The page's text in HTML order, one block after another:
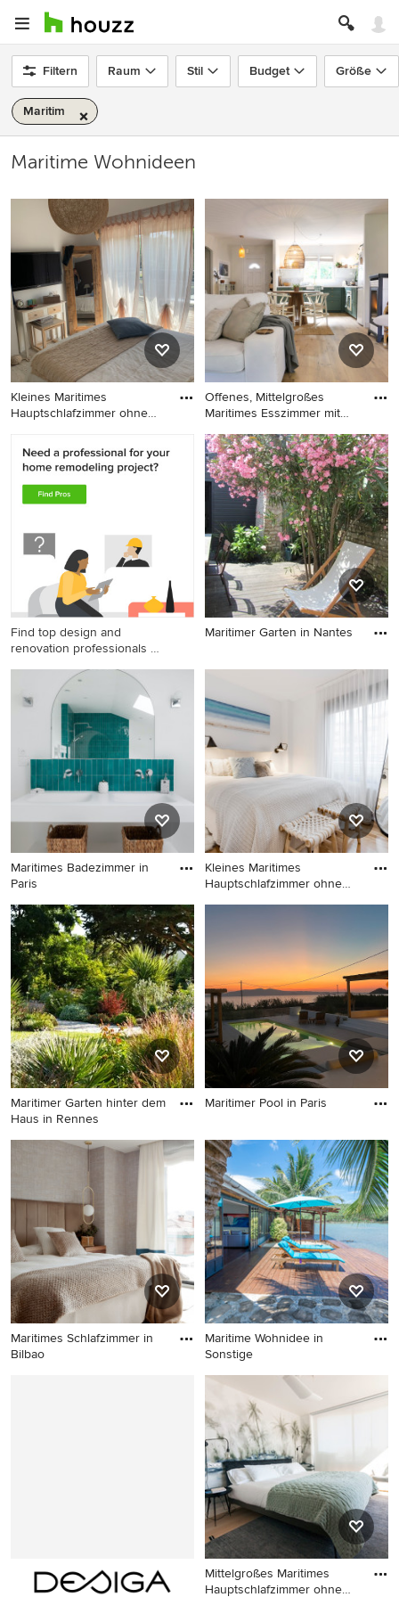
Filtern Raum Stil Budget Größe
Maritim
Maritime Wohnideen
Kleines Maritimes
Hauptschlafzimmer ohne
Kleines Maritimes
Hauptschlafzimmer ohne
Kamin mit weißer Wandfarbe,
hellem Holzboden und
Offenes, Mittelgroßes
Maritimes Esszimmer mit
Offenes, Mittelgroßes
Maritimes Esszimmer mit
hellem Holzboden, weißer
Wandfarbe und braunem
Boden in Nantes
Find top design and
renovation professionals on
Maritimer Garten in Nantes
Maritimes Badezimmer in
Paris
Maritimes Badezimmer in
Paris
Kleines Maritimes
Hauptschlafzimmer ohne
Kleines Maritimes
Kamin mit weißer Wandfarbe,
braunem Holzboden und
braunem Boden in Madrid
Maritimer Garten hinter dem
Haus in Rennes
Maritimer Garten hinter dem
Maritimer Pool in Paris
Maritimes Schlafzimmer in
Bilbao
Maritime Wohnidee in
Sonstige
Maritime Wohnidee in
Sonstige
Mittelgroßes Maritimes
Hauptschlafzimmer ohne